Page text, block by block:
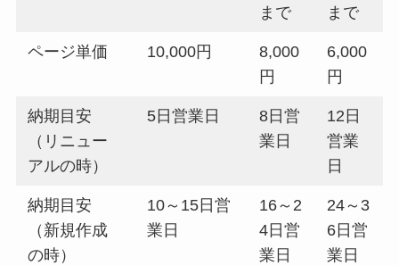
まで
まで
ページ単価 10,000円
8,000
円
6,000
円
納期目安
（リニュー
アルの時）
5日営業日
8日営
業日
12日
営業
日
納期目安
（新規作成
の時）
10～15日営
業日
16～2
4日営
業日
24～3
6日営
業日